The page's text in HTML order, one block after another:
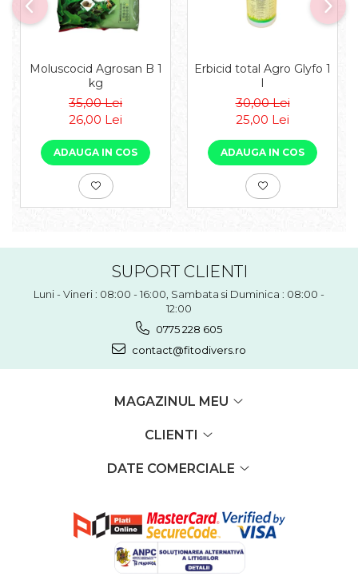
Moluscocid Agrosan B 1
kg
35,00 Lei
26,00 Lei
ADAUGA IN COS
Erbicid total Agro Glyfo 1
l
30,00 Lei
25,00 Lei
ADAUGA IN COS
SUPORT CLIENTI
Luni - Vineri : 08:00 - 16:00, Sambata si Duminica : 08:00 -
12:00
0775 228 605
contact@fitodivers.ro
MAGAZINUL MEU
CLIENTI
DATE COMERCIALE